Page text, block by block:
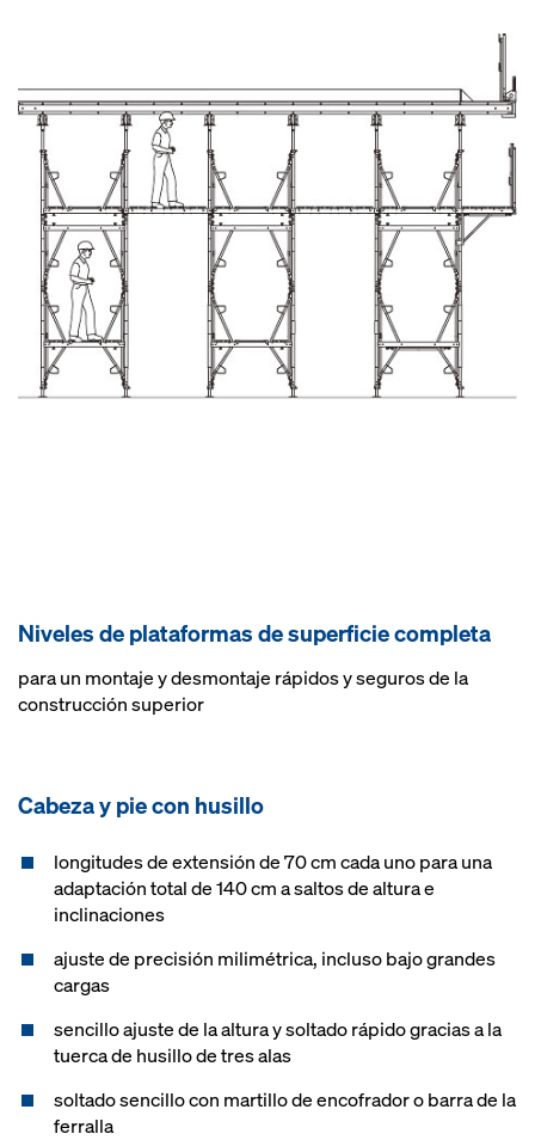
Niveles de plataformas de superficie completa
para un montaje y desmontaje rápidos y seguros de la
construcción superior
Cabeza y pie con husillo
longitudes de extensión de 70 cm cada uno para una
adaptación total de 140 cm a saltos de altura e
inclinaciones
ajuste de precisión milimétrica, incluso bajo grandes
cargas
sencillo ajuste de la altura y soltado rápido gracias a la
tuerca de husillo de tres alas
soltado sencillo con martillo de encofrador o barra de la
ferralla